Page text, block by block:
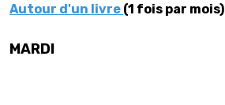
Autour d'un livre (1 fois par mois)
MARDI